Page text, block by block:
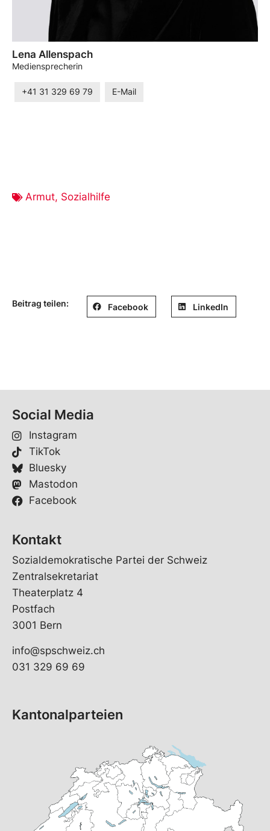
Lena Allenspach
Mediensprecherin
+41 31 329 69 79 E-Mail
Armut, Sozialhilfe
Beitrag teilen: Facebook LinkedIn
Social Media
Instagram
TikTok
Bluesky
Mastodon
Facebook
Kontakt
Sozialdemokratische Partei der Schweiz
Zentralsekretariat
Theaterplatz 4
Postfach
3001 Bern
info@spschweiz.ch
031 329 69 69
Kantonalparteien